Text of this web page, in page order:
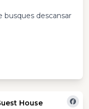
busques descansar
House